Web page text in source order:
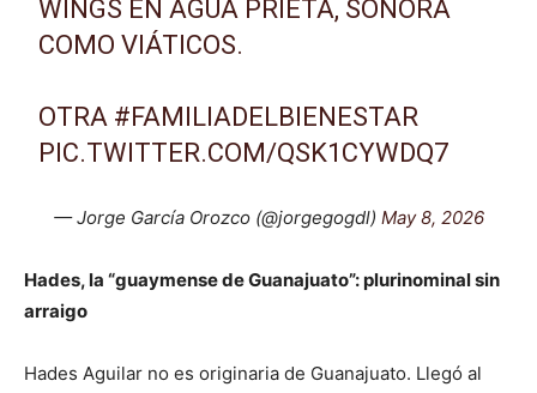
WINGS EN AGUA PRIETA, SONORA
COMO VIÁTICOS.
OTRA #FAMILIADELBIENESTAR
PIC.TWITTER.COM/QSK1CYWDQ7
— Jorge García Orozco (@jorgegogdl) May 8, 2026
Hades, la “guaymense de Guanajuato”: plurinominal sin
arraigo
Hades Aguilar no es originaria de Guanajuato. Llegó al